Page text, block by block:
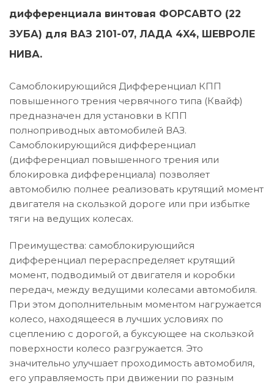
дифференциала винтовая ФОРСАВТО (22
ЗУБА) для ВАЗ 2101-07, ЛАДА 4X4, ШЕВРОЛЕ
НИВА.
Самоблокирующийся Дифференциал КПП
повышенного трения червячного типа (Квайф)
предназначен для установки в КПП
полноприводных автомобилей ВАЗ.
Самоблокирующийся дифференциал
(дифференциал повышенного трения или
блокировка дифференциала) позволяет
автомобилю полнее реализовать крутящий момент
двигателя на скользкой дороге или при избытке
тяги на ведущих колесах.
Преимущества: самоблокирующийся
дифференциал перераспределяет крутящий
момент, подводимый от двигателя и коробки
передач, между ведущими колесами автомобиля.
При этом дополнительным моментом нагружается
колесо, находящееся в лучших условиях по
сцеплению с дорогой, а буксующее на скользкой
поверхности колесо разгружается. Это
значительно улучшает проходимость автомобиля,
его управляемость при движении по разным